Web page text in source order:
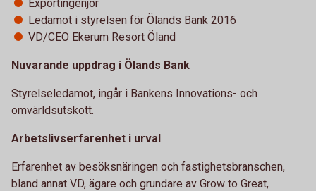
Exportingenjör
Ledamot i styrelsen för Ölands Bank 2016
VD/CEO Ekerum Resort Öland
Nuvarande uppdrag i Ölands Bank
Styrelseledamot, ingår i Bankens Innovations- och
omvärldsutskott.
Arbetslivserfarenhet i urval
Erfarenhet av besöksnäringen och fastighetsbranschen,
bland annat VD, ägare och grundare av Grow to Great,